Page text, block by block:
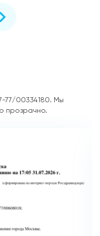
77/00334180. Мы
прозрачно.